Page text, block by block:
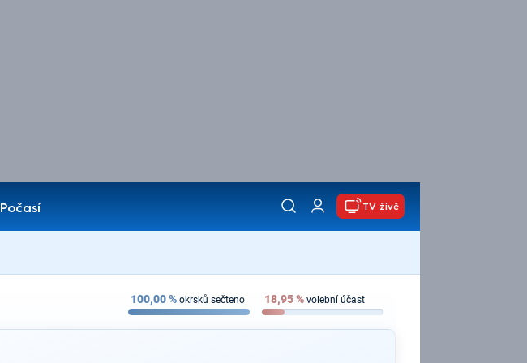
Počasí
TV živě
100,00% okrsků sečteno 18,95% volební účast